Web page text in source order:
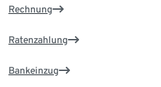
Rechnung
Ratenzahlung
Bankeinzug